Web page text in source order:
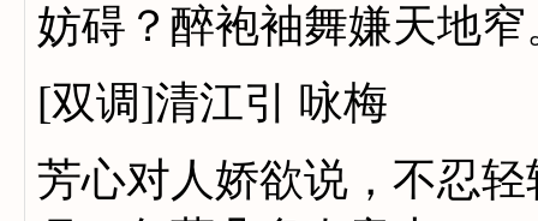
妨碍？醉袍袖舞嫌天地窄
[双调]清江引 咏梅
芳心对人娇欲说，不忍